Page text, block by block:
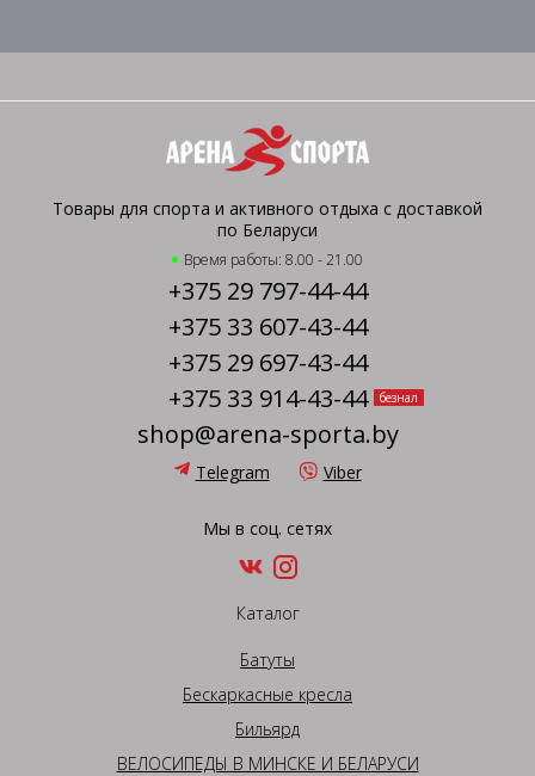
Товары для спорта и активного отдыха с доставкой
по Беларуси
Время работы: 8.00 - 21.00
+375 29 797-44-44
+375 33 607-43-44
+375 29 697-43-44
+375 33 914-43-44
безнал
shop@arena-sporta.by
Telegram Viber
Мы в соц. сетях
Каталог
Батуты
Бескаркасные кресла
Бильярд
ВЕЛОСИПЕДЫ В МИНСКЕ И БЕЛАРУСИ